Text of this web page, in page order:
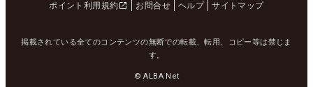
ポイント利用規約
お問合せ ヘルプ サイトマップ
掲載されている全てのコンテンツの無断での転載、転用、コピー等は禁じま
す。
© ALBA Net